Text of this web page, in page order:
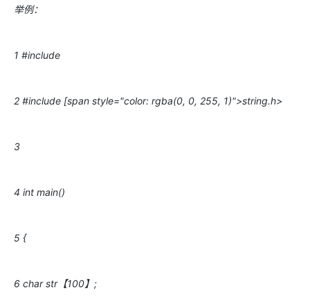
举例：
1 #include
2 #include [span style="color: rgba(0, 0, 255, 1)">string.h>
3
4 int main()
5 {
6 char str【100】;